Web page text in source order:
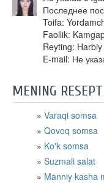
Последнее
Toifa:
Faollik:
Reyting:
E-mail: Не
MENING
Varaqi somsa
Qovoq somsa
Ko'k somsa
Suzmali salat
Manniy kasha